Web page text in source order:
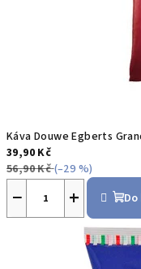
Káva Douwe Egberts
39,90 Kč
56,90 Kč(–29 %)
+
− Do